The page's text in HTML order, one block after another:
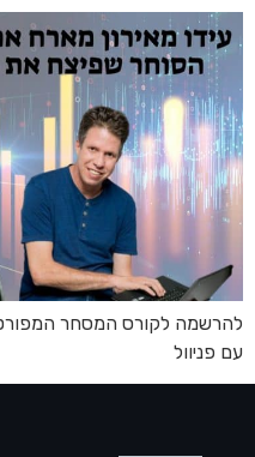
להרשמה לקורס המסחר המפורט
עם פניוול